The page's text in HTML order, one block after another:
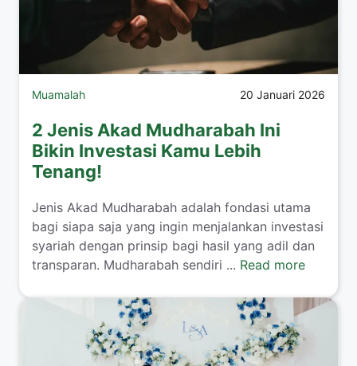
Muamalah 20 Januari 2026
2 Jenis Akad Mudharabah Ini
Bikin Investasi Kamu Lebih
Tenang!
​Jenis Akad Mudharabah adalah fondasi utama
bagi siapa saja yang ingin menjalankan investasi
syariah dengan prinsip bagi hasil yang adil dan
transparan. Mudharabah sendiri ... Read more